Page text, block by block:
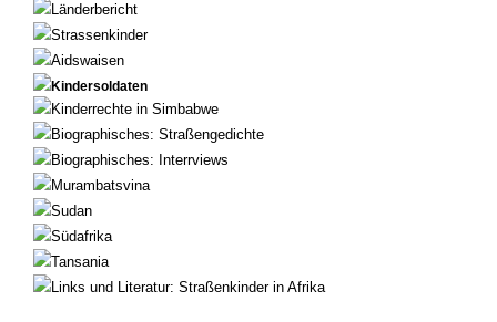
Länderbericht
Strassenkinder
Aidswaisen
Kindersoldaten
Kinderrechte in Simbabwe
Biographisches: Straßengedichte
Biographisches: Interrviews
Murambatsvina
Sudan
Südafrika
Tansania
Links und Literatur: Straßenkinder in Afrika